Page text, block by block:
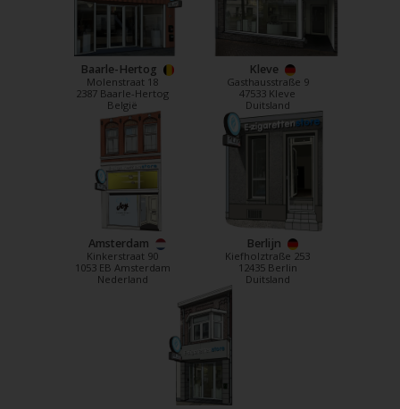
Baarle-Hertog
Molenstraat 18
2387 Baarle-Hertog
België
Kleve
Gasthausstraße 9
47533 Kleve
Duitsland
Amsterdam
Kinkerstraat 90
1053 EB Amsterdam
Nederland
Berlijn
Kiefholztraße 253
12435 Berlin
Duitsland